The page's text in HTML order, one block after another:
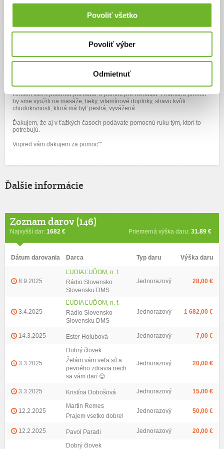
Povoliť všetko
Povoliť výber
Odmietnuť
uĺahčiť nahromadeniu hlienov. Prepustili nás po 10 dňoch do domácej
nedokážedobre dýchať-deformácia chrbta, hrudného koša sťažuje
kortikoidovej, infúznej liečbe. Bude to na dlhšiu dobu, krok po kroku to
Bude potrebné chodiť na kontroly na hematológiu, keďže má slabé žily,
stavu, pretože posledné dva týždne boli psychicky náročné...Hlavne pre
Renátka potrebuje neustálu opateru.Starostlivosť o dcérku je náročná.
Chcem vás s pokorou požiadať o pomoc pre Renátku. Finančnú pomoc
by sme využili na masáže, lieky, vitamínové doplnky, stravu kvôli
chudokrvnosti, ktorá má byť pestrá, vyvážená.
Ďakujem, že aj v ťažkých časoch podávate pomocnú ruku tým, ktorí to
potrebujú.
Vopred vám ďakujem za pomoc""
Ďalšie informácie
Zoznam darov (146)
Najvyšší dar: 1682 € Priemerná výška daru: 31.89 €
Dátum darovania Darca Typ daru Výška daru
8.9.2025
ĽUDIA ĽUĎOM, n. f.
Rádio Slovensko
Slovensku DMS
Jednorazový 28,00 €
3.4.2025
ĽUDIA ĽUĎOM, n. f.
Rádio Slovensko
Slovensku DMS
Jednorazový 1 682,00 €
14.3.2025 Ester Holubová Jednorazový 7,00 €
3.3.2025
Dobrý človek
Želám vám veľa síl a
pevného zdravia nech
sa vám darí 😊
Jednorazový 20,00 €
3.3.2025 Kristína Dobošová Jednorazový 15,00 €
12.2.2025
Martin Remes
Prajem vsetko dobre!
Jednorazový 50,00 €
12.2.2025 Pavol Paradi Jednorazový 20,00 €
Dobrý človek